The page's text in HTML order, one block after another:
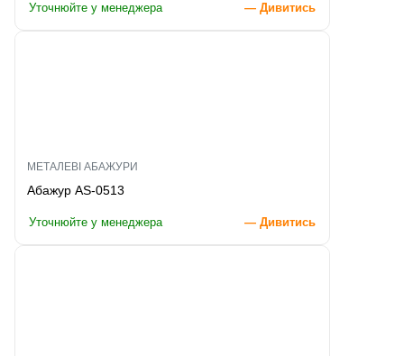
Уточнюйте у менеджера — Дивитись
МЕТАЛЕВІ АБАЖУРИ
Абажур AS-0513
Уточнюйте у менеджера — Дивитись